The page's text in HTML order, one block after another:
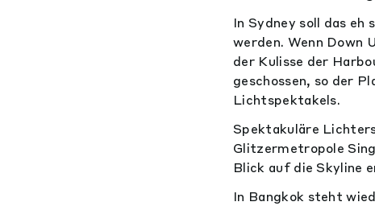
In Sydney soll das eh
werden. Wenn Down
der Kulisse der
geschossen, so der
Lichtspektakels.
Spektakuläre
Glitzermetropole
Blick auf die Skyline
In Bangkok steht